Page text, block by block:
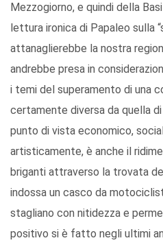
Mezzogiorno, e quindi della
lettura ironica di Papaleo sulla
attanaglierebbe la nostra
andrebbe presa in
i temi del superamento di una
certamente diversa da quella
punto di vista economico,
artisticamente, è anche il
briganti attraverso la trovata
indossa un casco da
stagliano con nitidezza e
positivo si è fatto negli ultimi